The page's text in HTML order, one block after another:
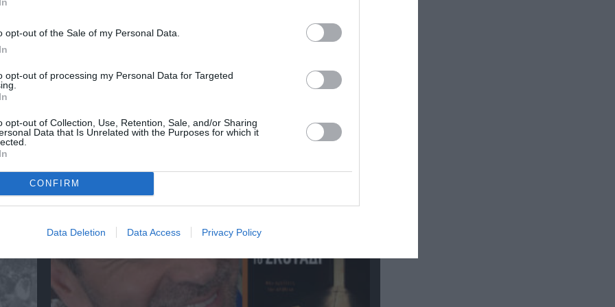
opt-out of the Sale of my Personal Data.
opt-out of processing my Personal Data for Targeted
opt-out of Collection, Use, Retention, Sale, and/or Sharing
Data that Is Unrelated with the Purposes for which it
CONFIRM
Data Deletion Data Access Privacy Policy